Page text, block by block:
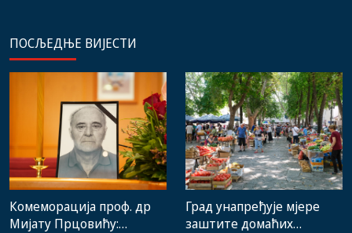
ПОСЉЕДЊЕ ВИЈЕСТИ
Комеморација проф. др
Мијату Прцовићу:
Град унапређује мјере
заштите домаћих